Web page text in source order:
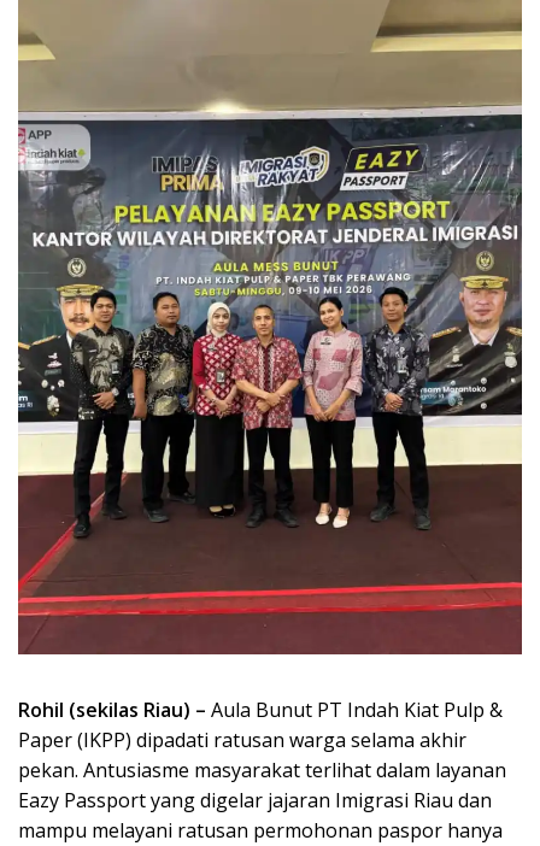
Rohil (sekilas Riau) – Aula Bunut PT Indah Kiat Pulp &
Paper (IKPP) dipadati ratusan warga selama akhir
pekan. Antusiasme masyarakat terlihat dalam layanan
Eazy Passport yang digelar jajaran Imigrasi Riau dan
mampu melayani ratusan permohonan paspor hanya